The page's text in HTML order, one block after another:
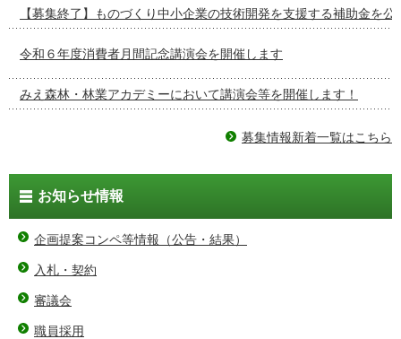
【募集終了】ものづくり中小企業の技術開発を支援する補助金を公
令和６年度消費者月間記念講演会を開催します
みえ森林・林業アカデミーにおいて講演会等を開催します！
募集情報新着一覧はこちら
お知らせ情報
企画提案コンペ等情報（公告・結果）
入札・契約
審議会
職員採用